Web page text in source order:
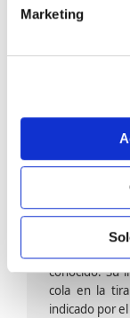
Marketing
barniz
fuegos, se
dado que el
colocación
colocación es
Papel
Formado
conocido. Su
cola en la
indicado por